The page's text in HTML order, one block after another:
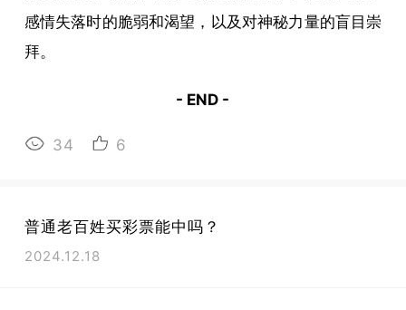
感情失落时的脆弱和渴望，以及对神秘力量的盲目崇
拜。
- END -
34 6
普通老百姓买彩票能中吗？
2024.12.18